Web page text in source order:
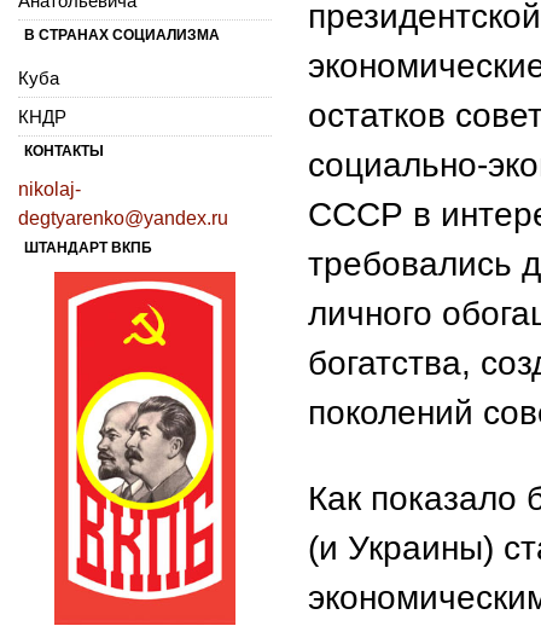
остатков
социально-
СССР в
требовались
личного
богатства,
поколений
Как показало
(и Украины)
В СТРАНАХ СОЦИАЛИЗМА
Куба
КНДР
КОНТАКТЫ
nikolaj-
degtyarenko@yandex.ru
ШТАНДАРТ ВКПБ